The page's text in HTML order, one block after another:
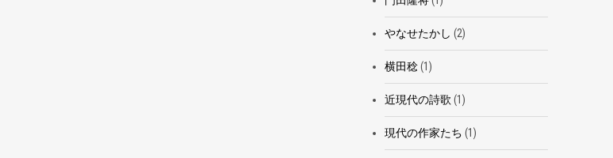
やなせたかし (2)
横田稔(1)
近現代の詩歌 (1)
現代の作家たち (1)